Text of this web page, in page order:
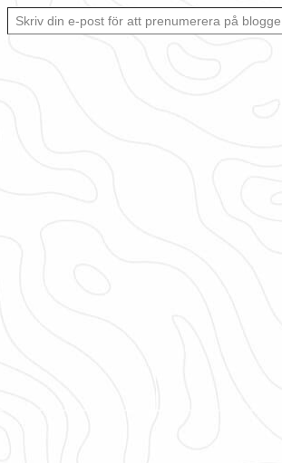
Hoppa
Skriv din e-post för att prenumerera på bloggen… Ett enkelt sätt att hålla sig uppdaterad automatiskt.